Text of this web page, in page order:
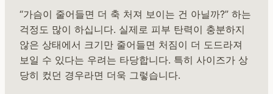
“가슴이 줄어들면 더 축 처져 보이는 건 아닐까?” 하는
걱정도 많이 하십니다. 실제로 피부 탄력이 충분하지
않은 상태에서 크기만 줄어들면 처짐이 더 도드라져
보일 수 있다는 우려는 타당합니다. 특히 사이즈가 상
당히 컸던 경우라면 더욱 그렇습니다.